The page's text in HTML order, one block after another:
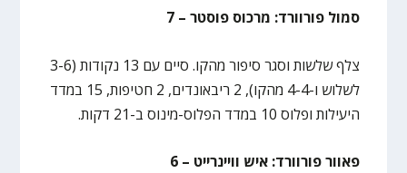
סמול פורוורד: מרכוס פוסטר – 7
צלף שלשות וסגר סיפור מהקו. סיים עם 13 נקודות (3-6
לשלוש ו-4-4 מהקו), 2 ריבאונדים, 2 חטיפות, 15 במדד
היעילות ופלוס 10 במדד הפלוס-מינוס ב-21 דקות.
פאוור פורוורד: איש וויינרייט – 6